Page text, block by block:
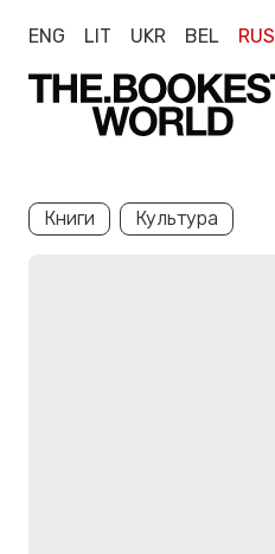
ENG LIT UKR BEL RUS
Книги Культура